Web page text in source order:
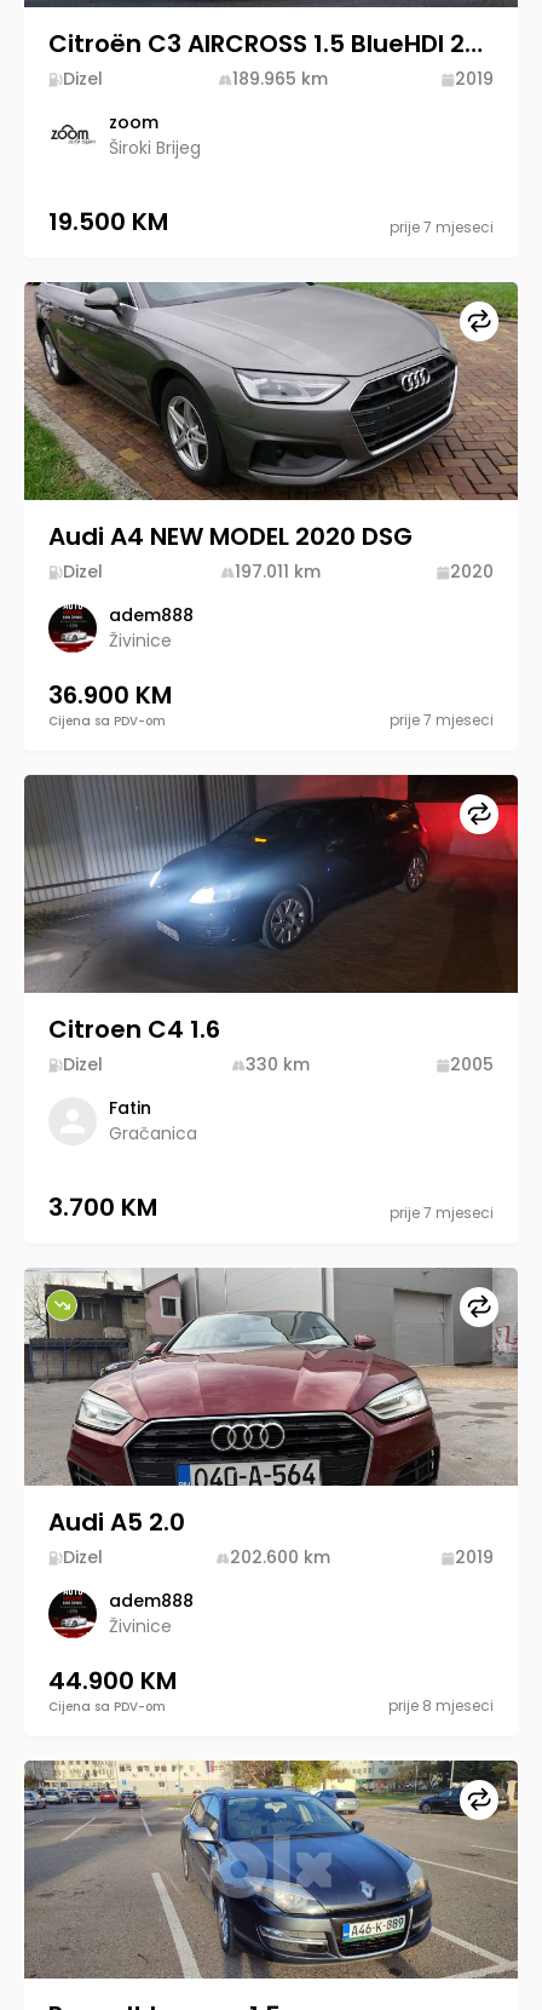
Citroën C3 AIRCROSS 1.5 BlueHDI 2019 Diesel
Dizel 189.965 km
2019
zoom
Široki Brijeg
19.500 KM prije 7 mjeseci
Audi A4 NEW MODEL 2020 DSG
Dizel 197.011 km
2020
adem888
Živinice
36.900 KM
Cijena sa PDV-om prije 7 mjeseci
Citroen C4 1.6
Dizel 330 km
2005
Fatin
Gračanica
3.700 KM prije 7 mjeseci
Audi A5 2.0
Dizel 202.600 km
2019
adem888
Živinice
44.900 KM
Cijena sa PDV-om prije 8 mjeseci